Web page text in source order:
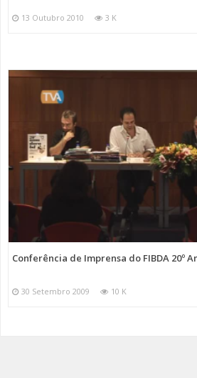
13 Outubro 2010 3 K
Conferência de Imprensa do FIBDA 20º
30 Setembro 2009 10 K